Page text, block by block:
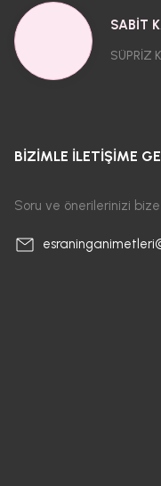
SABİT
SÜPRİZ
BİZİMLE İLETİŞİME
Soru ve önerilerinizi